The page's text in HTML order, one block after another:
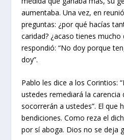
aumentaba. Una vez, en
preguntas: ¿por qué hacías
caridad? ¿acaso tienes mucho
respondió: “No doy porque
doy”.
Pablo les dice a los Corintios:
ustedes remediará la
socorrerán a ustedes”. El que
bendiciones. Como reza el
por sí aboga. Dios no se deja